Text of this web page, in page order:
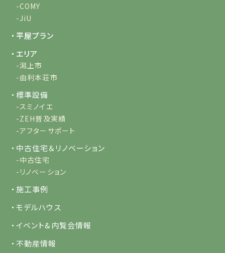
-COMY
-JiU
・平屋プラン
・エリア
-潟上市
-由利本荘市
・標準設備
-スミノイエ
-ZEH普及実績
-アフターサポート
・中古住宅＆リノベーション
-中古住宅
-リノベーション
・施工事例
・モデルハウス
・イベント&内覧会情報
・不動産情報